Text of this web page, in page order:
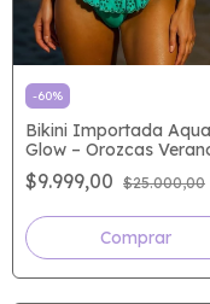
-60%
Bikini Importada Aqua
Glow – Orozcas
$9.999,00 $25.000,00